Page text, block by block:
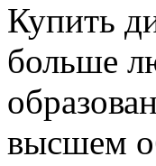
Купить
больше
высшем